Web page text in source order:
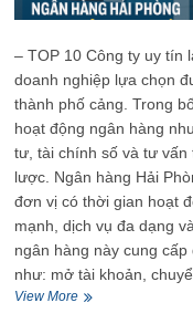
tín
– TOP 10 Công ty uy tín
doanh nghiệp lựa chọn
thành phố cảng. Trong
hoạt động ngân hàng
tư, tài chính số và tư vấn
lược. Ngân hàng Hải
đơn vị có thời gian hoạt
mạnh, dịch vụ đa dạng
ngân hàng này cung
như: mở tài khoản,
View MoreNgân